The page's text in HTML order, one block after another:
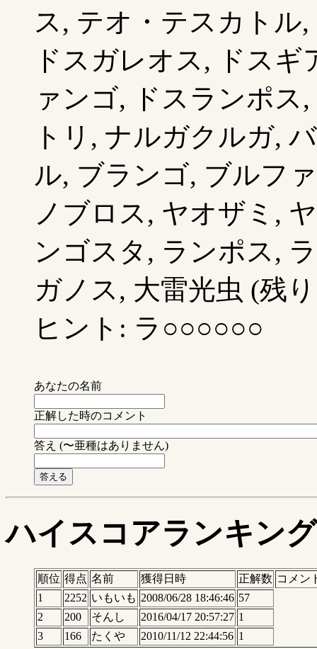
ス, テオ・テスカトル
ドスガレオス, ドス
ァンゴ, ドスランポ
トリ, ナルガクルガ,
ル, ブランゴ, ブルフ
ノブロス, ヤオザミ,
ンゴスタ, ランポス,
ガノス, 大雷光虫 (残
ヒント: ラ○○○○○○
あなたの名前
正解した時のコメント
答え (〜亜種はありません)
ハイスコアランキング
順位 得点 名前 獲得日時 正解数 コメン
1
2252 いもいも 2008/06/28 18:46:46 57
2
200 そんし 2016/04/17 20:57:27 1
3
166 たくや 2010/11/12 22:44:56 1